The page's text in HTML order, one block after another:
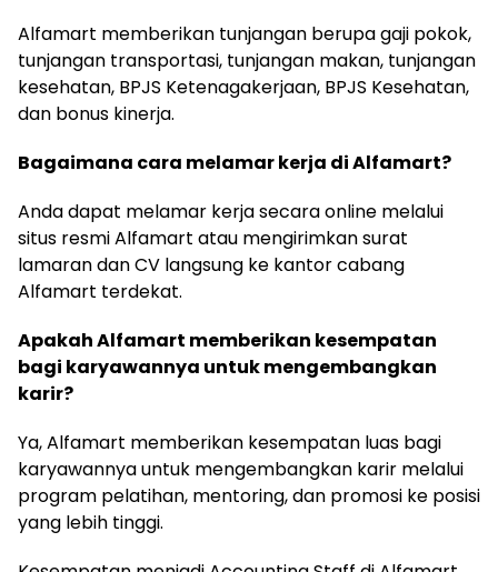
Alfamart memberikan tunjangan berupa gaji pokok,
tunjangan transportasi, tunjangan makan, tunjangan
kesehatan, BPJS Ketenagakerjaan, BPJS Kesehatan,
dan bonus kinerja.
Bagaimana cara melamar kerja di Alfamart?
Anda dapat melamar kerja secara online melalui
situs resmi Alfamart atau mengirimkan surat
lamaran dan CV langsung ke kantor cabang
Alfamart terdekat.
Apakah Alfamart memberikan kesempatan
bagi karyawannya untuk mengembangkan
karir?
Ya, Alfamart memberikan kesempatan luas bagi
karyawannya untuk mengembangkan karir melalui
program pelatihan, mentoring, dan promosi ke posisi
yang lebih tinggi.